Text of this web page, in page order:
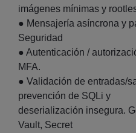
imágenes mínimas y
● Mensajería asíncrona y
Seguridad
● Autenticación /
MFA.
● Validación de entradas/
prevención de SQLi y
deserialización insegura.
Vault, Secret